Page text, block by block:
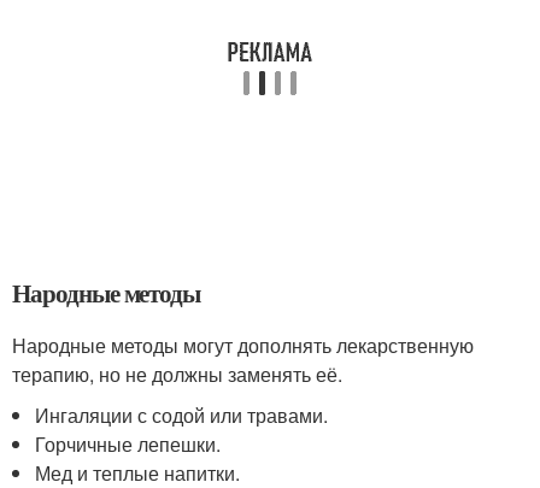
Народные методы
Народные методы могут дополнять лекарственную
терапию, но не должны заменять её.
Ингаляции с содой или травами.
Горчичные лепешки.
Мед и теплые напитки.